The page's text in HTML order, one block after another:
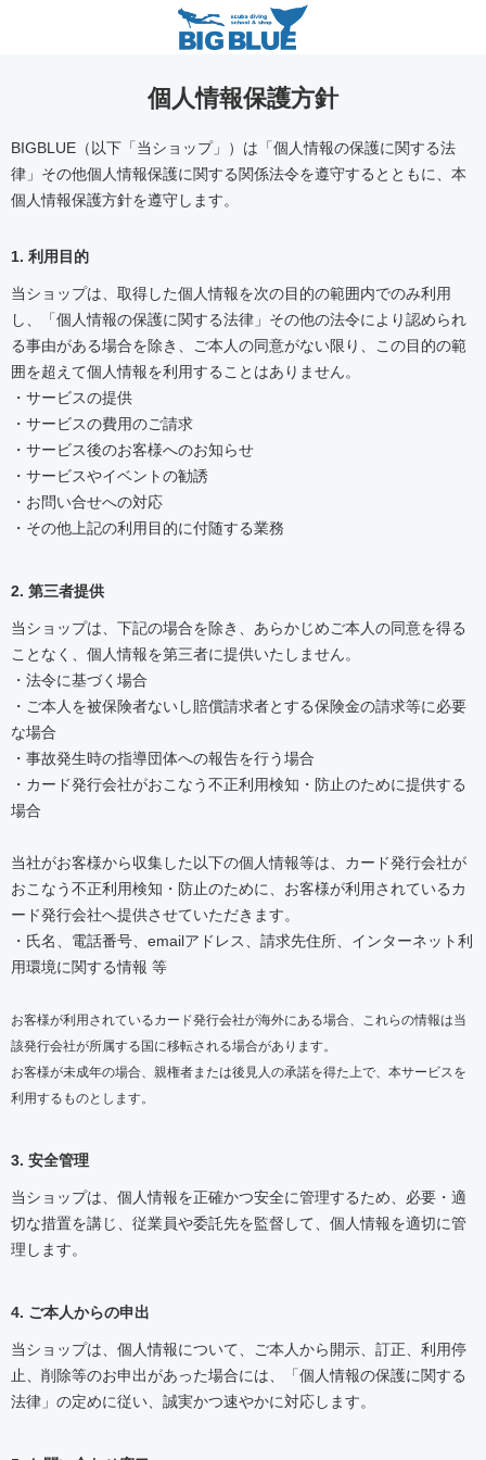
個人情報保護方針
BIGBLUE（以下「当ショップ」）は「個人情報の保護に関する法
律」その他個人情報保護に関する関係法令を遵守するとともに、本
個人情報保護方針を遵守します。
1. 利用目的
当ショップは、取得した個人情報を次の目的の範囲内でのみ利用
し、「個人情報の保護に関する法律」その他の法令により認められ
る事由がある場合を除き、ご本人の同意がない限り、この目的の範
囲を超えて個人情報を利用することはありません。
・サービスの提供
・サービスの費用のご請求
・サービス後のお客様へのお知らせ
・サービスやイベントの勧誘
・お問い合せへの対応
・その他上記の利用目的に付随する業務
2. 第三者提供
当ショップは、下記の場合を除き、あらかじめご本人の同意を得る
ことなく、個人情報を第三者に提供いたしません。
・法令に基づく場合
・ご本人を被保険者ないし賠償請求者とする保険金の請求等に必要
な場合
・事故発生時の指導団体への報告を行う場合
・カード発行会社がおこなう不正利用検知・防止のために提供する
場合
当社がお客様から収集した以下の個人情報等は、カード発行会社が
おこなう不正利用検知・防止のために、お客様が利用されているカ
ード発行会社へ提供させていただきます。
・氏名、電話番号、emailアドレス、請求先住所、インターネット利
用環境に関する情報 等
お客様が利用されているカード発行会社が海外にある場合、これらの情報は当
該発行会社が所属する国に移転される場合があります。
お客様が未成年の場合、親権者または後見人の承諾を得た上で、本サービスを
利用するものとします。
3. 安全管理
当ショップは、個人情報を正確かつ安全に管理するため、必要・適
切な措置を講じ、従業員や委託先を監督して、個人情報を適切に管
理します。
4. ご本人からの申出
当ショップは、個人情報について、ご本人から開示、訂正、利用停
止、削除等のお申出があった場合には、「個人情報の保護に関する
法律」の定めに従い、誠実かつ速やかに対応します。